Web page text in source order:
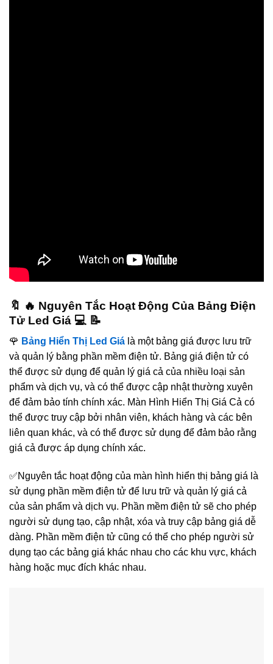
🔖 🔥 Nguyên Tắc Hoạt Động Của Bảng Điện
Tử Led Giá 💻 📝
🌹 Bảng Hiển Thị Led Giá là một bảng giá được lưu trữ
và quản lý bằng phần mềm điện tử. Bảng giá điện tử có
thể được sử dụng để quản lý giá cả của nhiều loại sản
phẩm và dịch vụ, và có thể được cập nhật thường xuyên
để đảm bảo tính chính xác. Màn Hình Hiển Thị Giá Cả có
thể được truy cập bởi nhân viên, khách hàng và các bên
liên quan khác, và có thể được sử dụng để đảm bảo rằng
giá cả được áp dụng chính xác.
✅Nguyên tắc hoạt động của màn hình hiển thị bảng giá là
sử dụng phần mềm điện tử để lưu trữ và quản lý giá cả
của sản phẩm và dịch vụ. Phần mềm điện tử sẽ cho phép
người sử dụng tạo, cập nhật, xóa và truy cập bảng giá dễ
dàng. Phần mềm điện tử cũng có thể cho phép người sử
dụng tạo các bảng giá khác nhau cho các khu vực, khách
hàng hoặc mục đích khác nhau.